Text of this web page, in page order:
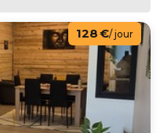
128 €/ jour